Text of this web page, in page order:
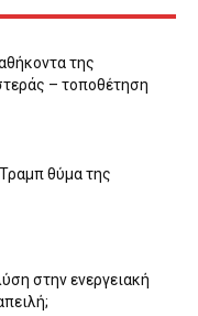
της
– τοποθέτηση
θύμα της
στην ενεργειακή